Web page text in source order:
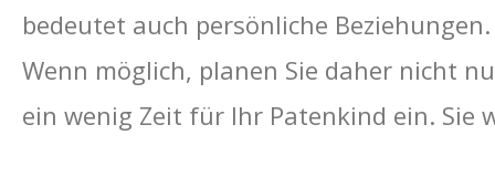
bedeutet auch persönliche Beziehungen.
Wenn möglich, planen Sie daher nicht
ein wenig Zeit für Ihr Patenkind ein. Sie